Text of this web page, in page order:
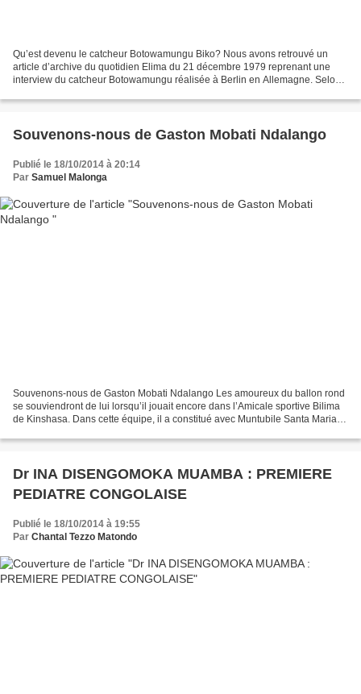
Qu’est devenu le catcheur Botowamungu Biko? Nous avons retrouvé un
article d’archive du quotidien Elima du 21 décembre 1979 reprenant une
interview du catcheur Botowamungu réalisée à Berlin en Allemagne. Selon
Souvenons-nous de Gaston Mobati Ndalango
Publié le 18/10/2014 à 20:14
Par Samuel Malonga
Souvenons-nous de Gaston Mobati Ndalango Les amoureux du ballon rond
se souviendront de lui lorsqu’il jouait encore dans l’Amicale sportive Bilima
de Kinshasa. Dans cette équipe, il a constitué avec Muntubile Santa Maria et
Dr INA DISENGOMOKA MUAMBA : PREMIERE
PEDIATRE CONGOLAISE
Publié le 18/10/2014 à 19:55
Par Chantal Tezzo Matondo